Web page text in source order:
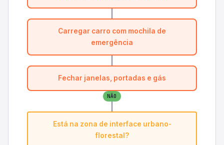
Carregar carro com mochila de
emergência
Fechar janelas, portadas e gás
NÃO
Está na zona de interface urbano-
florestal?